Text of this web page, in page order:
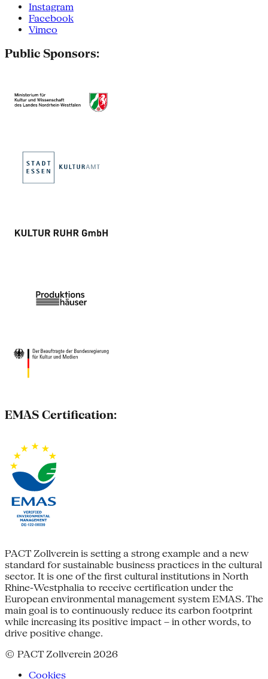
Instagram
Facebook
Vimeo
Public Sponsors:
EMAS Certification:
PACT Zollverein is setting a strong example and a new
standard for sustainable business practices in the cultural
sector. It is one of the first cultural institutions in North
Rhine-Westphalia to receive certification under the
European environmental management system EMAS. The
main goal is to continuously reduce its carbon footprint
while increasing its positive impact – in other words, to
drive positive change.
© PACT Zollverein 2026
Cookies